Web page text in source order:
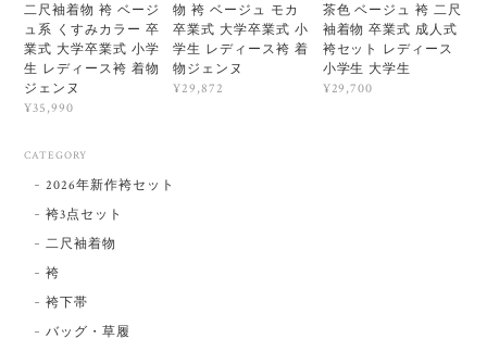
二尺袖着物 袴 ベージ
ュ系 くすみカラー 卒
業式 大学卒業式 小学
生 レディース袴 着物
ジェンヌ
¥35,990
物 袴 ベージュ モカ
卒業式 大学卒業式 小
学生 レディース袴 着
物ジェンヌ
¥29,872
茶色 ベージュ 袴 二尺
袖着物 卒業式 成人式
袴セット レディース
小学生 大学生
¥29,700
CATEGORY
2026年新作袴セット
袴3点セット
二尺袖着物
袴
袴下帯
バッグ・草履